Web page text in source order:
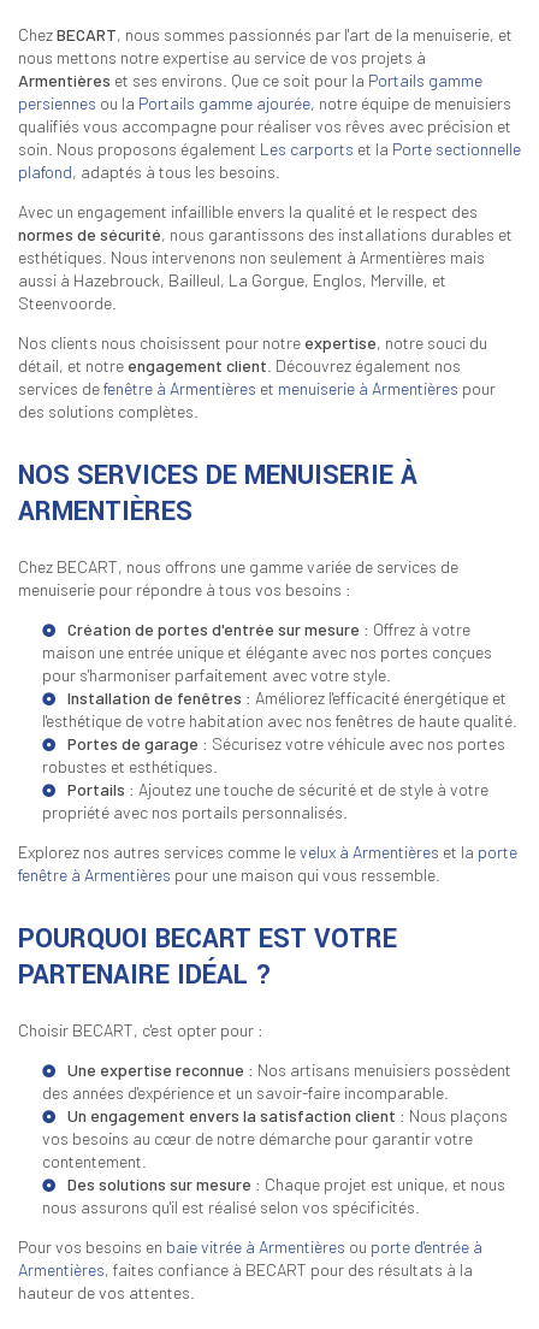
ChezBECART, nous sommes passionnés par l'art de la menuiserie, et
nous mettons notre expertise au service de vos projets à
Armentières et ses environs. Que ce soit pour la Portails gamme
persiennes ou la Portails gamme ajourée, notre équipe de menuisiers
qualifiés vous accompagne pour réaliser vos rêves avec précision et
soin. Nous proposons également Les carports et la Porte sectionnelle
plafond, adaptés à tous les besoins.
Avec un engagement infaillible envers la qualité et le respect des
normes de sécurité, nous garantissons des installations durables et
esthétiques. Nous intervenons non seulement à Armentières mais
aussi à Hazebrouck, Bailleul, La Gorgue, Englos, Merville, et
Steenvoorde.
Nos clients nous choisissent pour notre expertise, notre souci du
détail, et notre engagement client . Découvrez également nos
services defenêtre à Armentières et menuiserie à Armentières pour
des solutions complètes.
NOS SERVICES DE MENUISERIE À
ARMENTIÈRES
Chez BECART, nous offrons une gamme variée de services de
menuiserie pour répondre à tous vos besoins :
Création de portes d'entrée sur mesure : Offrez à votre
maison une entrée unique et élégante avec nos portes conçues
pour s'harmoniser parfaitement avec votre style.
Installation de fenêtres : Améliorez l'efficacité énergétique et
l'esthétique de votre habitation avec nos fenêtres de haute qualité.
Portes de garage : Sécurisez votre véhicule avec nos portes
robustes et esthétiques.
Portails : Ajoutez une touche de sécurité et de style à votre
propriété avec nos portails personnalisés.
Explorez nos autres services comme levelux à Armentières et la porte
fenêtre à Armentières pour une maison qui vous ressemble.
POURQUOI BECART EST VOTRE
PARTENAIRE IDÉAL ?
Choisir BECART, c'est opter pour :
Une expertise reconnue : Nos artisans menuisiers possèdent
des années d'expérience et un savoir-faire incomparable.
Un engagement envers la satisfaction client : Nous plaçons
vos besoins au cœur de notre démarche pour garantir votre
contentement.
Des solutions sur mesure : Chaque projet est unique, et nous
nous assurons qu'il est réalisé selon vos spécificités.
Pour vos besoins en baie vitrée à Armentières ou porte d'entrée à
Armentières, faites confiance à BECART pour des résultats à la
hauteur de vos attentes.